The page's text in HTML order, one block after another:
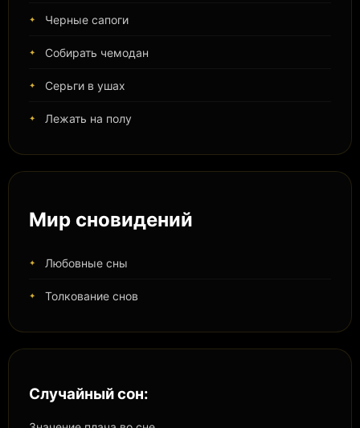
Черные сапоги
Собирать чемодан
Серьги в ушах
Лежать на полу
Мир сновидений
Любовные сны
Толкование снов
Случайный сон: